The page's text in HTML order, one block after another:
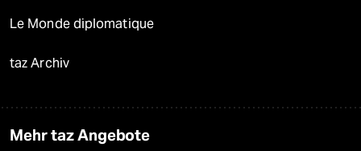
Le Monde diplomatique
taz Archiv
Mehr taz Angebote